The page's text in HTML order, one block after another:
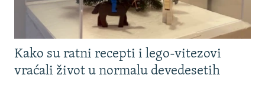
Kako su ratni recepti i lego-vitezovi
vraćali život u normalu devedesetih